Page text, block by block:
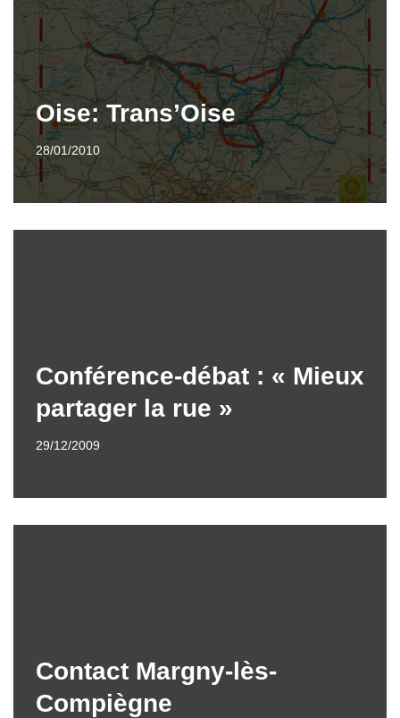
Oise: Trans’Oise
28/01/2010
Conférence-débat : « Mieux
partager la rue »
29/12/2009
Contact Margny-lès-
Compiègne